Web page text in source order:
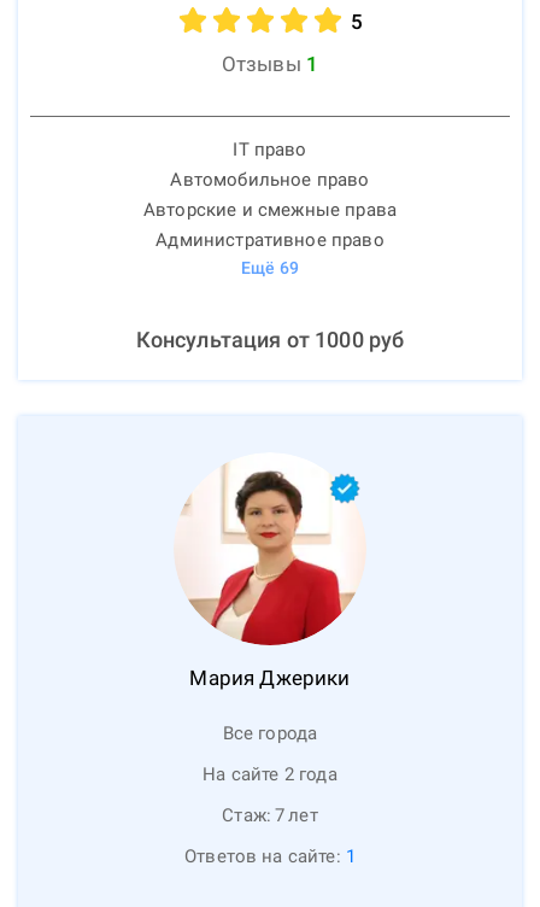
5
Отзывы 1
IT право
Автомобильное право
Авторские и смежные права
Административное право
Ещё 69
Консультация от 1000руб
Мария Джерики
Все города
На сайте 2 года
Стаж: 7лет
Ответов на сайте: 1